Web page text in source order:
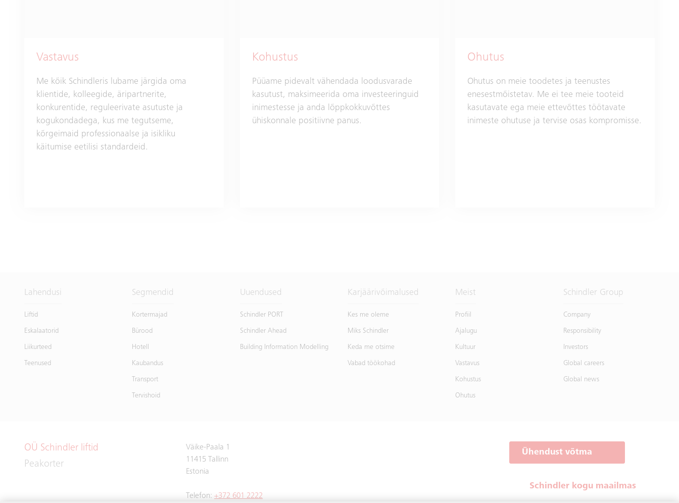
Vastavus
Me kõik Schindleris lubame järgida oma
klientide, kolleegide, äripartnerite,
konkurentide, reguleerivate asutuste ja
kogukondadega, kus me tegutseme,
kõrgeimaid professionaalse ja isikliku
käitumise eetilisi standardeid.
Kohustus
Püüame pidevalt vähendada loodusvarade
kasutust, maksimeerida oma investeeringuid
inimestesse ja anda lõppkokkuvõttes
ühiskonnale positiivne panus.
Ohutus
Ohutus on meie toodetes ja teenustes
enesestmõistetav. Me ei tee meie tooteid
kasutavate ega meie ettevõttes töötavate
inimeste ohutuse ja tervise osas kompromisse.
Lahendusi
Liftid
Eskalaatorid
Liikurteed
Teenused
Segmendid
Kortermajad
Bürood
Hotell
Kaubandus
Transport
Tervishoid
Uuendused
Schindler PORT
Schindler Ahead
Building Information Modelling
Karjäärivõimalused
Kes me oleme
Miks Schindler
Keda me otsime
Vabad töökohad
Meist
Profiil
Ajalugu
Kultuur
Vastavus
Kohustus
Ohutus
Schindler Group
Company
Responsibility
Investors
Global careers
Global news
OÜ Schindler liftid
Peakorter
Väike-Paala 1
11415 Tallinn
Estonia
Telefon: +372 601 2222
Ühendust võtma
Schindler kogu maailmas